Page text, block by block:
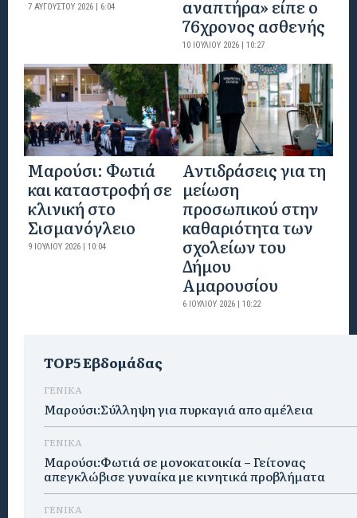
7 ΑΥΓΟΎΣΤΟΥ 2026 | 6:04
αναπτήρα» είπε ο
76χρονος ασθενής
10 ΙΟΥΛΊΟΥ 2026 | 10:27
Μαρούσι: Φωτιά
και καταστροφή σε
κλινική στο
Σισμανόγλειο
9 ΙΟΥΛΊΟΥ 2026 | 10:04
Αντιδράσεις για τη
μείωση
προσωπικού στην
καθαριότητα των
σχολείων του
Δήμου
Αμαρουσίου
6 ΙΟΥΛΊΟΥ 2026 | 10:22
TOP5 Εβδομάδας
ΓΕΝΙΚΑ
Μαρούσι:Σύλληψη για πυρκαγιά απο αμέλεια
ΓΕΝΙΚΑ
Μαρούσι:Φωτιά σε μονοκατοικία – Γείτονας
απεγκλώβισε γυναίκα με κινητικά προβλήματα
ΓΕΝΙΚΑ